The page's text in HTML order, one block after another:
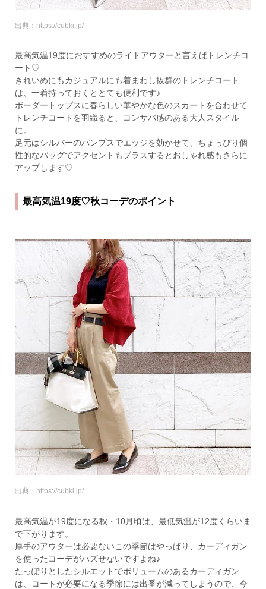
出典：https://cubki.jp/
最高気温19度におすすめのライトアウターと言えばトレンチコ
ート♡
きれいめにもカジュアルにも着まわし抜群のトレンチコート
は、一着持っておくととても便利です♪
ボーダートップスに春らしい華やかな色のスカートを合わせて
トレンチコートを羽織ると、コンサバ感のある大人スタイル
に。
足元はシルバーのパンプスでエッジを効かせて、ちょっぴり個
性的なバッグでアクセントもプラスするとおしゃれ感もさらに
アップします♡
最高気温19度♡秋コーデのポイント
出典：https://cubki.jp/
最高気温が19度になる秋・10月頃は、最低気温が12度くらいま
で下がります。
厚手のアウターは必要ないこの季節はやっぱり、カーディガン
を使ったコーデがハズせないですよね♪
たっぽりとしたシルエットでボリュームのあるカーディガン
は、コートが必要になる季節には出番が減ってしまうので、今